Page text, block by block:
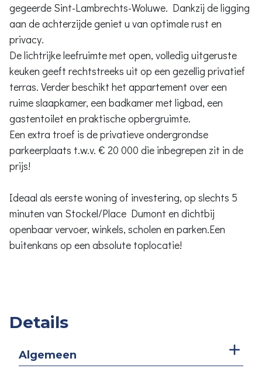
gegeerde Sint-Lambrechts-Woluwe. Dankzij de ligging
aan de achterzijde geniet u van optimale rust en
privacy.
De lichtrijke leefruimte met open, volledig uitgeruste
keuken geeft rechtstreeks uit op een gezellig privatief
terras. Verder beschikt het appartement over een
ruime slaapkamer, een badkamer met ligbad, een
gastentoilet en praktische opbergruimte.
Een extra troef is de privatieve ondergrondse
parkeerplaats t.w.v. € 20 000 die inbegrepen zit in de
prijs!
Ideaal als eerste woning of investering, op slechts 5
minuten van Stockel/Place Dumont en dichtbij
openbaar vervoer, winkels, scholen en parken.Een
buitenkans op een absolute toplocatie!
Details
Algemeen